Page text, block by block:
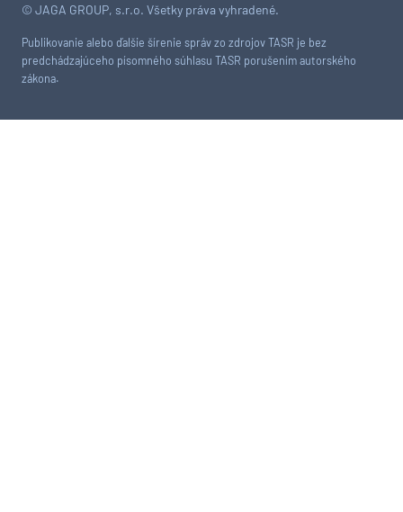
© JAGA GROUP, s.r.o. Všetky práva vyhradené.
Publikovanie alebo ďalšie šírenie správ zo zdrojov TASR je bez
predchádzajúceho písomného súhlasu TASR porušením autorského
zákona.